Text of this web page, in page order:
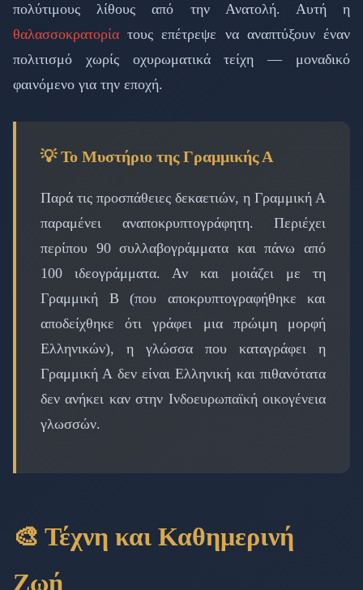
πολύτιμους λίθους από την Ανατολή. Αυτή η
θαλασσοκρατορία τους επέτρεψε να αναπτύξουν έναν
πολιτισμό χωρίς οχυρωματικά τείχη — μοναδικό
φαινόμενο για την εποχή.
💡 Το Μυστήριο της Γραμμικής Α
Παρά τις προσπάθειες δεκαετιών, η Γραμμική Α
παραμένει αναποκρυπτογράφητη. Περιέχει
περίπου 90 συλλαβογράμματα και πάνω από
100 ιδεογράμματα. Αν και μοιάζει με τη
Γραμμική Β (που αποκρυπτογραφήθηκε και
αποδείχθηκε ότι γράφει μια πρώιμη μορφή
Ελληνικών), η γλώσσα που καταγράφει η
Γραμμική Α δεν είναι Ελληνική και πιθανότατα
δεν ανήκει καν στην Ινδοευρωπαϊκή οικογένεια
γλωσσών.
🎨 Τέχνη και Καθημερινή
Ζωή